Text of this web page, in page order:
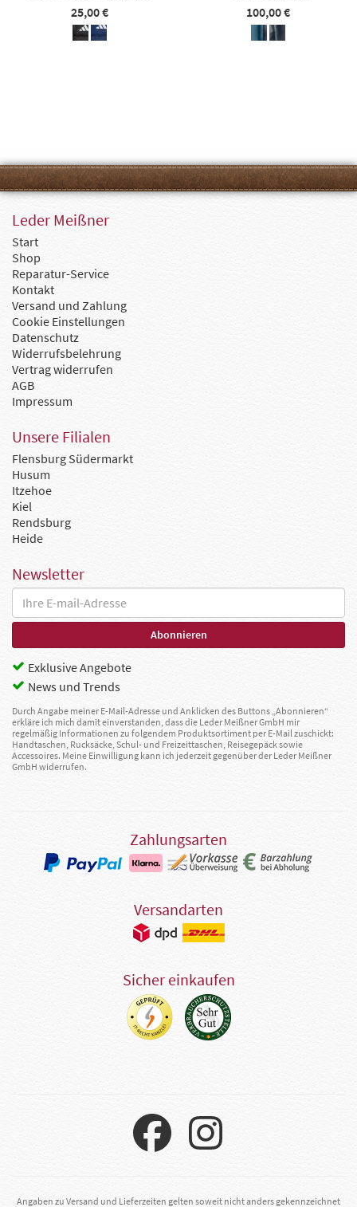
25,00 €
100,00 €
Leder Meißner
Start
Shop
Reparatur-Service
Kontakt
Versand und Zahlung
Cookie Einstellungen
Datenschutz
Widerrufsbelehrung
Vertrag widerrufen
AGB
Impressum
Unsere Filialen
Flensburg Südermarkt
Husum
Itzehoe
Kiel
Rendsburg
Heide
Newsletter
Exklusive Angebote
News und Trends
Durch Angabe meiner E-Mail-Adresse und Anklicken des Buttons „Abonnieren“
erkläre ich mich damit einverstanden, dass die Leder Meißner GmbH mir
regelmäßig Informationen zu folgendem Produktsortiment per E-Mail zuschickt:
Handtaschen, Rucksäcke, Schul- und Freizeittaschen, Reisegepäck sowie
Accessoires. Meine Einwilligung kann ich jederzeit gegenüber der Leder Meißner
GmbH widerrufen.
Zahlungsarten
Versandarten
Sicher einkaufen
Angaben zu Versand und Lieferzeiten gelten soweit nicht anders gekennzeichnet